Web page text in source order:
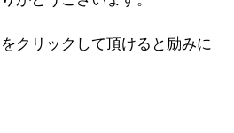
クリックして頂けると励みに